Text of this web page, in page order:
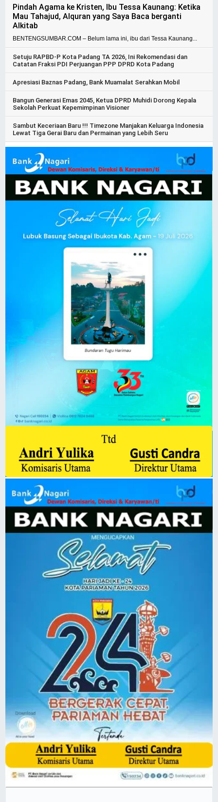
Pindah Agama ke Kristen, Ibu Tessa Kaunang: Ketika
Mau Tahajud, Alquran yang Saya Baca berganti
Alkitab
BENTENGSUMBAR.COM – Belum lama ini, ibu dari Tessa Kaunang...
Setuju RAPBD-P Kota Padang TA 2026, Ini Rekomendasi dan
Catatan Fraksi PDI Perjuangan PPP DPRD Kota Padang
Apresiasi Baznas Padang, Bank Muamalat Serahkan Mobil
Bangun Generasi Emas 2045, Ketua DPRD Muhidi Dorong Kepala
Sekolah Perkuat Kepemimpinan Visioner
Sambut Keceriaan Baru !!! Timezone Manjakan Keluarga Indonesia
Lewat Tiga Gerai Baru dan Permainan yang Lebih Seru